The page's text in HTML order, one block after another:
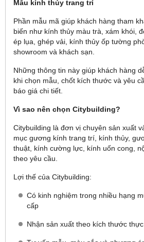
Mẫu kính thủy trang trí
Phần mẫu mã giúp khách hàng tham
biến như kính thủy màu trà, xám khói,
ép lụa, ghép vải, kính thủy ốp tường
showroom và khách sạn.
Những thông tin này giúp khách hàng
khi chọn mẫu, chốt kích thước và yêu
báo giá chi tiết.
Vì sao nên chọn Citybuilding?
Citybuilding là đơn vị chuyên sản xuất
mục gương kính trang trí, kính thủy,
thuật, kính cường lực, kính uốn cong,
theo yêu cầu.
Lợi thế của Citybuilding:
Có kinh nghiệm trong nhiều hạng
cấp
Nhận sản xuất theo kích thước